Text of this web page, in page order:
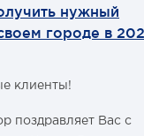
нужный
городе в
клиенты!
поздравляет Вас с